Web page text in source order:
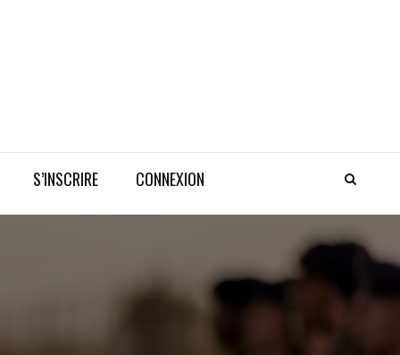
S’INSCRIRE CONNEXION